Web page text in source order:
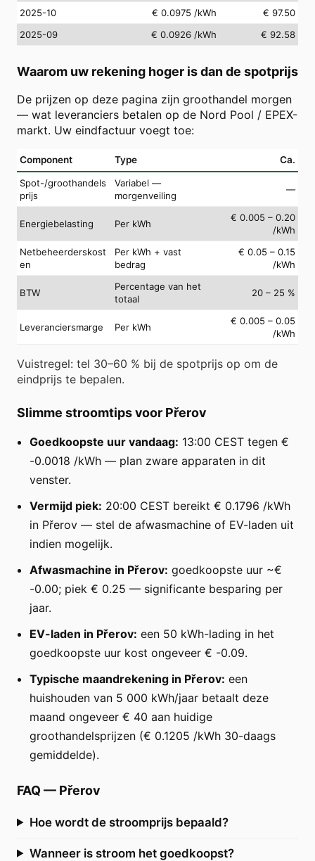
2025-10
€ 0.0975 /kWh
€ 97.50
2025-09
€ 0.0926 /kWh € 92.58
Waarom uw rekening hoger is dan de spotprijs
De prijzen op deze pagina zijn groothandel morgen
— wat leveranciers betalen op de Nord Pool / EPEX-
markt. Uw eindfactuur voegt toe:
Component Type Ca.
Spot-/groothandels
prijs
Variabel —
morgenveiling
—
Energiebelasting Per kWh
€ 0.005 – 0.20
/kWh
Netbeheerderskost
en
Per kWh + vast
bedrag
€ 0.05 – 0.15
/kWh
BTW
Percentage van het
totaal
20 – 25 %
Leveranciersmarge Per kWh
€ 0.005 – 0.05
/kWh
Vuistregel: tel 30–60 % bij de spotprijs op om de
eindprijs te bepalen.
Slimme stroomtips voor Přerov
Goedkoopste uur vandaag: 13:00 CEST tegen €
-0.0018 /kWh — plan zware apparaten in dit
venster.
Vermijd piek: 20:00 CEST bereikt € 0.1796 /kWh
in Přerov — stel de afwasmachine of EV-laden uit
indien mogelijk.
Afwasmachine in Přerov: goedkoopste uur ~€
-0.00; piek € 0.25 — significante besparing per
jaar.
EV-laden in Přerov: een 50 kWh-lading in het
goedkoopste uur kost ongeveer € -0.09.
Typische maandrekening in Přerov: een
huishouden van 5 000 kWh/jaar betaalt deze
maand ongeveer € 40 aan huidige
groothandelsprijzen (€ 0.1205 /kWh 30-daags
gemiddelde).
FAQ — Přerov
Hoe wordt de stroomprijs bepaald?
Wanneer is stroom het goedkoopst?